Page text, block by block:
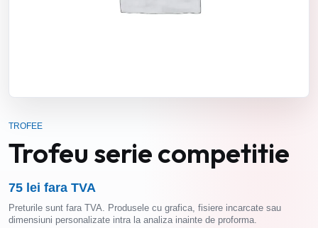
TROFEE
Trofeu serie competitie
75 lei fara TVA
Preturile sunt fara TVA. Produsele cu grafica, fisiere incarcate sau
dimensiuni personalizate intra la analiza inainte de proforma.